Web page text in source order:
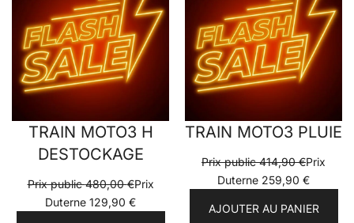
PROMOTION
TRAIN MOTO3 H
DESTOCKAGE
Prix public480,00€Prix
Duterne 129,90 €
TRAIN MOTO3 PLUIE
Prix public414,90€Prix
Duterne 259,90 €
AJOUTER AU PANIER